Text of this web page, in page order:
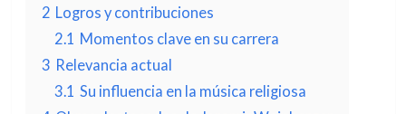
2 Logros y contribuciones
2.1 Momentos clave en su carrera
3 Relevancia actual
3.1 Su influencia en la música religiosa